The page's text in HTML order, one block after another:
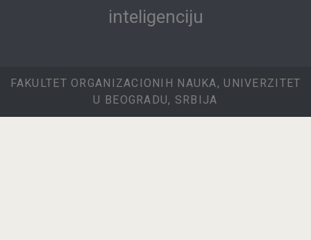
inteligenciju
FAKULTET ORGANIZACIONIH NAUKA, UNIVERZITET
U BEOGRADU, SRBIJA